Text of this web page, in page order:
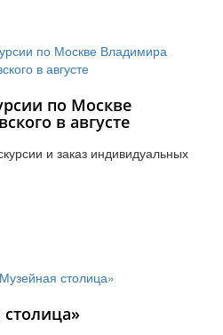
по Москве
в августе
и заказ индивидуальных